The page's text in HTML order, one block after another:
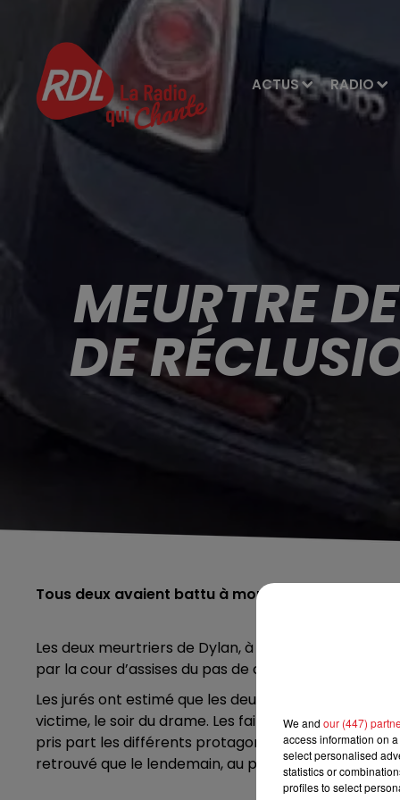
ACTUS RADIO
MEURTRE
DE
Tous deux avaient battu à mort la victime, en août
Les deux meurtriers de Dylan, à Béthune en Aout
par la cour d’assises du pas de calais, à Saint-Omer.
Les jurés ont estimé que les deux cousins, Adrien
victime, le soir du drame. Les faits s’étaient
pris part les différents protagonistes. Une rixe a
retrouvé que le lendemain, au petit matin, dans une
We and our (447)
access information on
select personalised
statistics or
profiles to select